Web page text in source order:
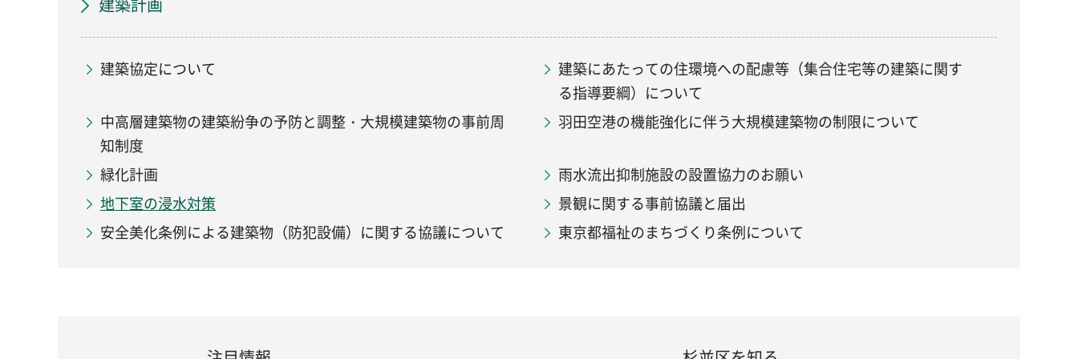
建築協定について
建築にあたっての住環境への配慮等（集合住宅等の建築に関す
る指導要綱）について
中高層建築物の建築紛争の予防と調整・大規模建築物の事前周
知制度
羽田空港の機能強化に伴う大規模建築物の制限について
緑化計画
雨水流出抑制施設の設置協力のお願い
地下室の浸水対策
景観に関する事前協議と届出
安全美化条例による建築物（防犯設備）に関する協議について
東京都福祉のまちづくり条例について